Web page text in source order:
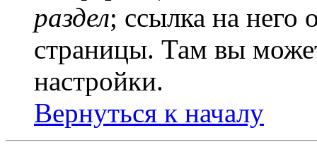
раздел; ссылка на него
страницы. Там вы
настройки.
Вернуться к началу